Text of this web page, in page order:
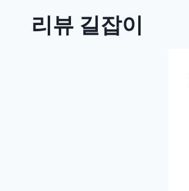
리뷰 길잡이